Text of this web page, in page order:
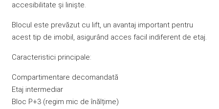
accesibilitate și liniște.
Blocul este prevăzut cu lift, un avantaj important pentru
acest tip de imobil, asigurând acces facil indiferent de etaj.
Caracteristici principale:
Compartimentare decomandată
Etaj intermediar
Bloc P+3 (regim mic de înălțime)